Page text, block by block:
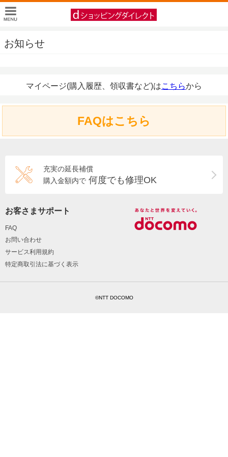
お知らせ
マイページ(購入履歴、領収書など)はこちらから
FAQはこちら
充実の延長補償
購入金額内で 何度でも修理OK
お客さまサポート
FAQ
お問い合わせ
サービス利用規約
特定商取引法に基づく表示
©NTT DOCOMO